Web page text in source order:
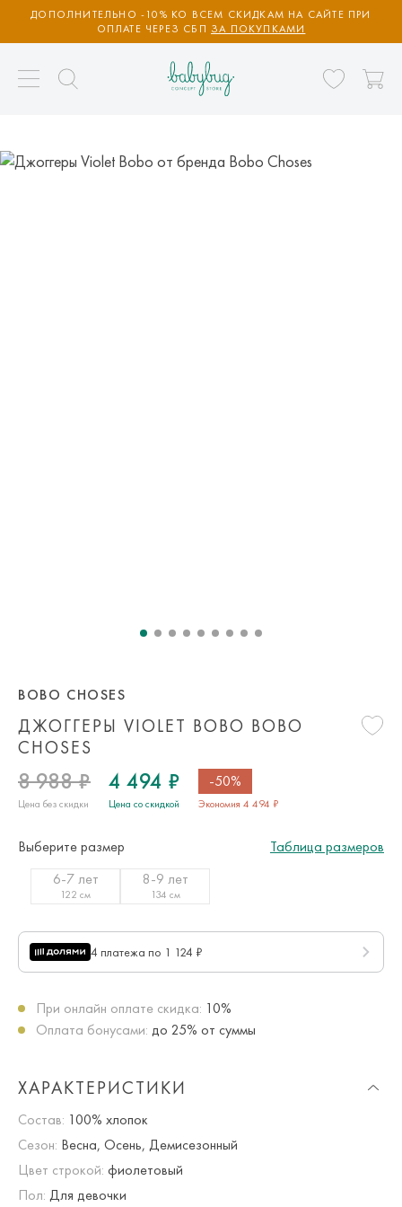
ДОПОЛНИТЕЛЬНО -10% КО ВСЕМ СКИДКАМ НА САЙТЕ ПРИ
ОПЛАТЕ ЧЕРЕЗ СБП ЗА ПОКУПКАМИ
ДЖОГГЕРЫ VIOLET BOBO BOBO
CHOSES
BOBO CHOSES
8 988 ₽
Цена без скидки
4 494 ₽
Цена со скидкой
-50%
Экономия 4 494 ₽
Выберите размер
Таблица размеров
6-7 лет
122 см
8-9 лет
134 см
4 платежа по 1 124 ₽
При онлайн оплате скидка: 10%
Оплата бонусами: до 25% от суммы
ХАРАКТЕРИСТИКИ
Состав: 100% хлопок
Сезон: Весна, Осень, Демисезонный
Цвет строкой: фиолетовый
Пол: Для девочки